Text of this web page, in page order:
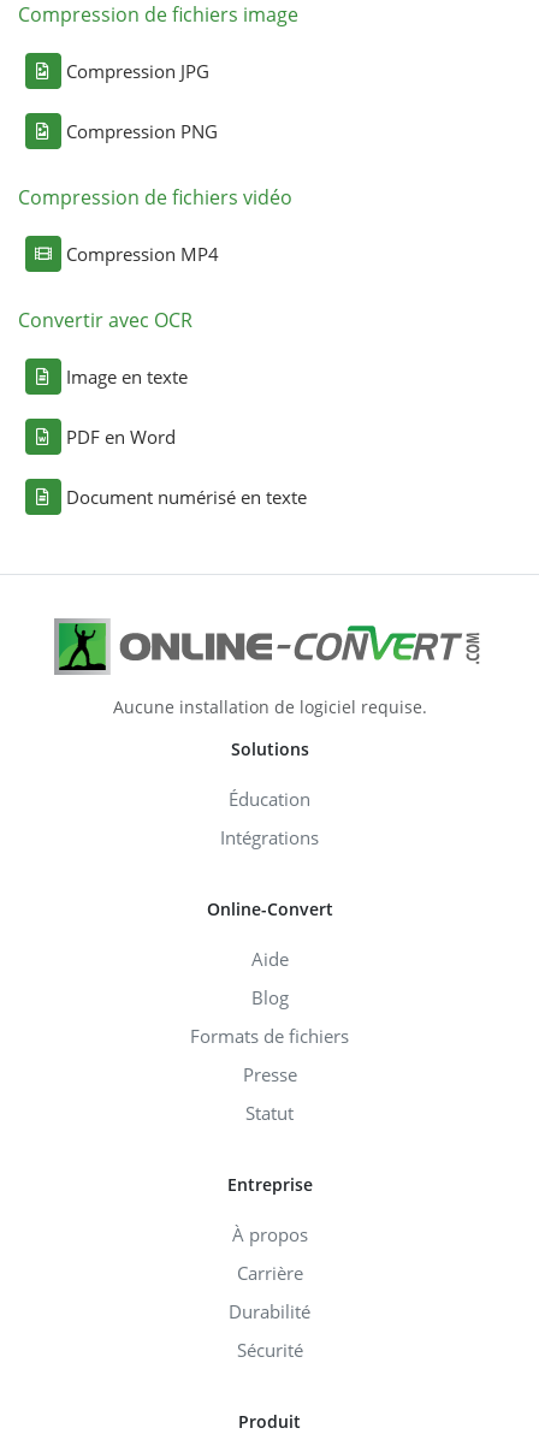
Compression de fichiers image
Compression JPG
Compression PNG
Compression de fichiers vidéo
Compression MP4
Convertir avec OCR
Image en texte
PDF en Word
Document numérisé en texte
Aucune installation de logiciel requise.
Solutions
Éducation
Intégrations
Online-Convert
Aide
Blog
Formats de fichiers
Presse
Statut
Entreprise
À propos
Carrière
Durabilité
Sécurité
Produit